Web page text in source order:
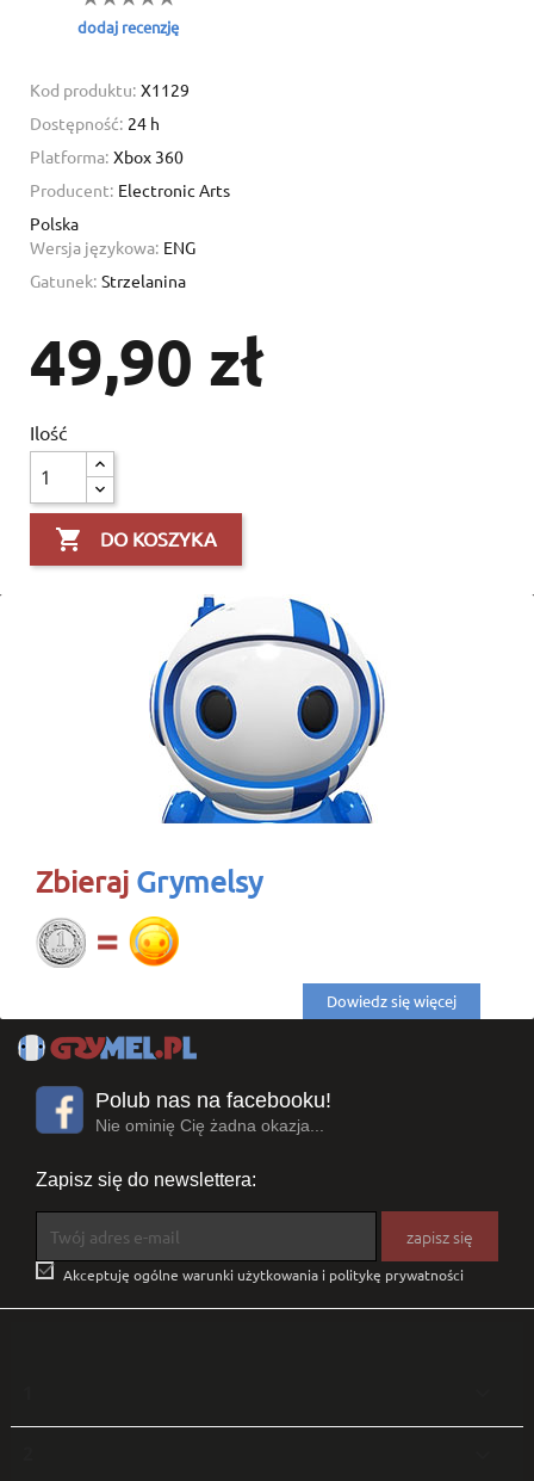
Add to wishlist
Create wishlist
Wishlist name
Sign in
You need to be logged in to save products in your wishlist.
dodaj recenzję
Kod produktu: X1129
Dostępność: 24 h
Platforma: Xbox 360
Producent: Electronic Arts
Polska
Wersja językowa: ENG
Gatunek: Strzelanina
49,90 zł
Ilość
 DO KOSZYKA
Zbieraj Grymelsy
Dowiedz się więcej
Polub nas na facebooku!
Nie ominię Cię żadna okazja...
Zapisz się do newslettera:
 Akceptuję ogólne warunki użytkowania i politykę prywatności